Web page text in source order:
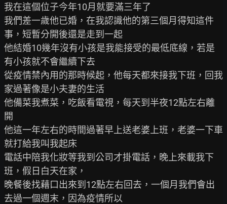
我在這個位子今年10月就要滿三年了
我們差一歲他已婚，在我認識他的第三個月得知這件
事，短暫分開後還是走到一起
他結婚10幾年沒有小孩是我能接受的最低底線，若是
有小孩就不會繼續下去
從疫情禁內用的那時候起，他每天都來接我下班，回我
家過著像是小夫妻的生活
他備菜我煮菜，吃飯看電視，每天到半夜12點左右離
開
他這一年左右的時間過著早上送老婆上班，老婆一下車
就打給我叫我起床
電話中陪我化妝等我到公司才掛電話，晚上來載我下
班，假日白天在家，
晚餐後找藉口出來到12點左右回去，一個月我們會出
去過一個週末，因為疫情所以